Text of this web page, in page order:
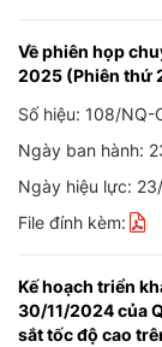
Về phiên họp
2025 (Phiên thứ
Số hiệu: 108/NQ-
Ngày ban hành:
Ngày hiệu lực:
File đính kèm:
Kế hoạch triển
30/11/2024 của
sắt tốc độ cao